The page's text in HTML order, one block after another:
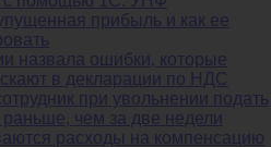
прибыль и как ее
назвала ошибки, которые
в декларации по НДС
при увольнении подать
чем за две недели
расходы на компенсацию